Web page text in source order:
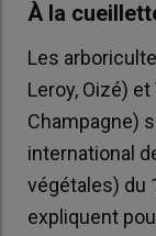
À la
Les
Leroy, Oizé)
Champagne)
international
végétales) du
expliquent